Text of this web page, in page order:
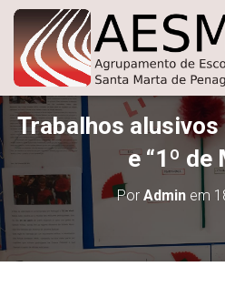
Trabalhos alusivos
e “1º de
Por Adminem